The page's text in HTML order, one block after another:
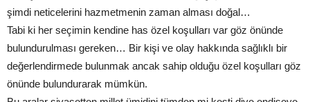
şimdi neticelerini hazmetmenin zaman alması doğal…
Tabi ki her seçimin kendine has özel koşulları var göz önünde
bulundurulması gereken… Bir kişi ve olay hakkında sağlıklı bir
değerlendirmede bulunmak ancak sahip olduğu özel koşulları göz
önünde bulundurarak mümkün.